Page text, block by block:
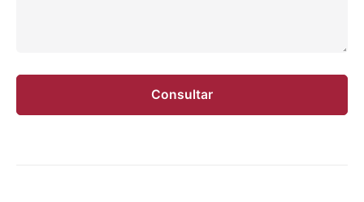
Consultar